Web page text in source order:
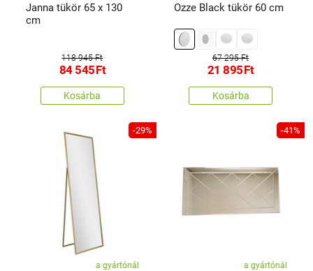
Janna tükör 65 x 130
cm
118 945 Ft
84 545Ft
Kosárba
Ozze Black tükör 60 cm
67 295 Ft
21 895Ft
Kosárba
-29%
a gyártónál
-41%
a gyártónál